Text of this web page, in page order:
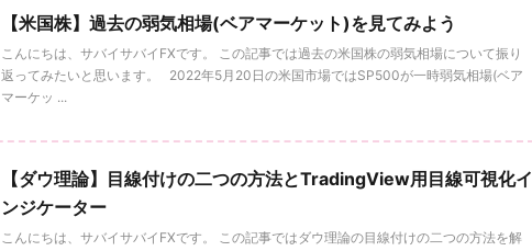
【米国株】過去の弱気相場(ベアマーケット)を見てみよう
こんにちは、サバイサバイFXです。 この記事では過去の米国株の弱気相場について振り
返ってみたいと思います。 2022年5月20日の米国市場ではSP500が一時弱気相場(ベア
マーケッ ...
【ダウ理論】目線付けの二つの方法とTradingView用目線可視化イ
ンジケーター
こんにちは、サバイサバイFXです。 この記事ではダウ理論の目線付けの二つの方法を解